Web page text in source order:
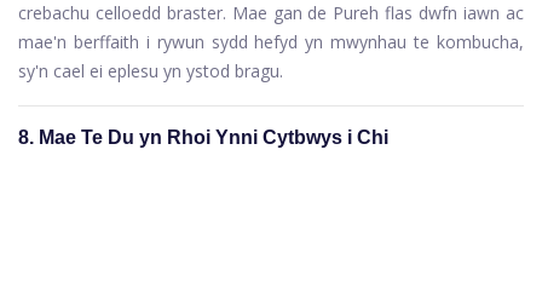
crebachu celloedd braster. Mae gan de Pureh flas dwfn iawn ac
mae'n berffaith i rywun sydd hefyd yn mwynhau te kombucha,
sy'n cael ei eplesu yn ystod bragu.
8. Mae Te Du yn Rhoi Ynni Cytbwys i Chi